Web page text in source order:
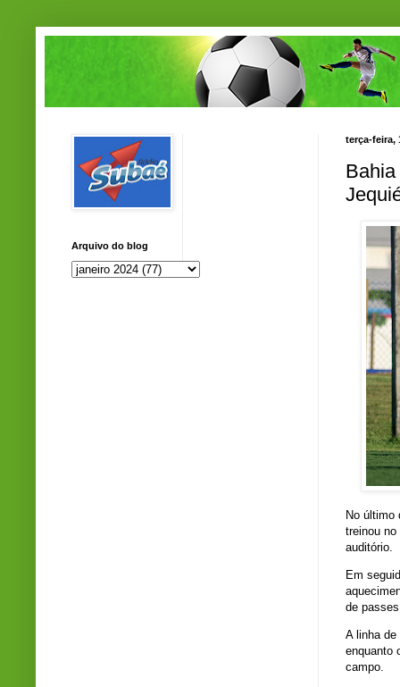
terça-feira,
No último
treinou
auditório.
Em
de
A linha
enquanto
campo.
Arquivo do blog